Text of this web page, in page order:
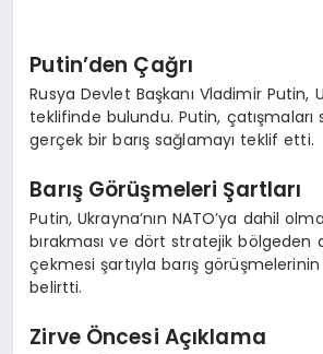
Putin’den Çağrı
Rusya Devlet Başkanı Vladimir Putin,
teklifinde bulundu. Putin, çatışmaları
gerçek bir barış sağlamayı teklif etti.
Barış Görüşmeleri Şartları
Putin, Ukrayna’nın NATO’ya dahil
bırakması ve dört stratejik bölgeden
çekmesi şartıyla barış görüşmelerinin
belirtti.
Zirve Öncesi Açıklama